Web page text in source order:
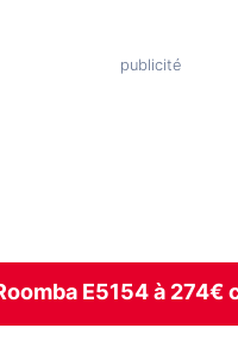
E5154 à 274€